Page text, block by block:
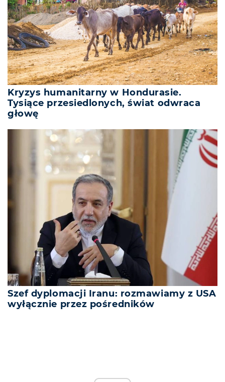
Kryzys humanitarny w Hondurasie.
Tysiące przesiedlonych, świat odwraca
głowę
Szef dyplomacji Iranu: rozmawiamy z USA
wyłącznie przez pośredników